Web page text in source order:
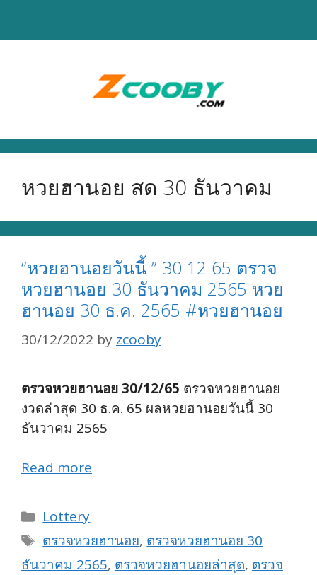
หวยฮานอย สด 30 ธันวาคม
“หวยฮานอยวันนี้ ” 30 12 65 ตรวจ
หวยฮานอย 30 ธันวาคม 2565 หวย
ฮานอย 30 ธ.ค. 2565 #หวยฮานอย
30/12/2022 by zcooby
ตรวจหวยฮานอย 30/12/65 ตรวจหวยฮานอย
งวดล่าสุด 30 ธ.ค. 65 ผลหวยฮานอยวันนี้ 30
ธันวาคม 2565
Read more
Categories
Lottery
Tags
ตรวจหวยฮานอย, ตรวจหวยฮานอย 30
ธันวาคม 2565, ตรวจหวยฮานอยล่าสุด, ตรวจ